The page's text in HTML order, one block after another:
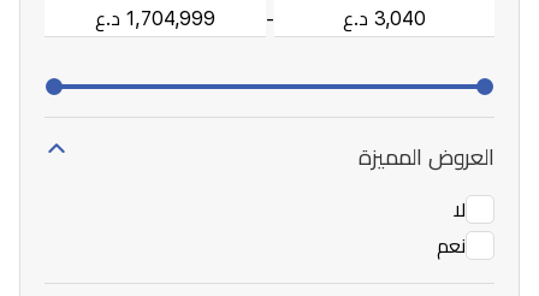
-
العروض المميزة
لا
نعم